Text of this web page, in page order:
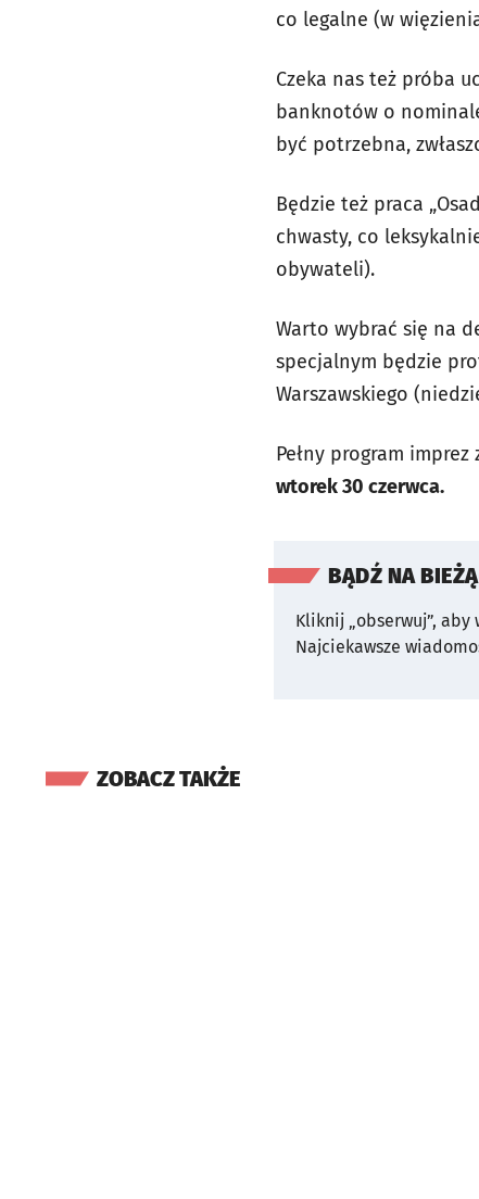
co legalne (w
Czeka nas też próba
banknotów o
być potrzebna,
Będzie też praca
chwasty, co
obywateli).
Warto wybrać się na
specjalnym będzie
Warszawskiego
Pełny program imprez
wtorek 30 czerwca.
BĄDŹ NA
Kliknij „obserwuj”, aby
Najciekawsze
ZOBACZ TAKŻE